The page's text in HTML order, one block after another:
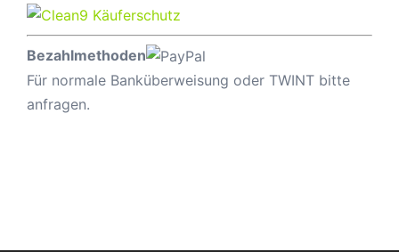
Bezahlmethoden
Für normale Banküberweisung oder TWINT bitte
anfragen.